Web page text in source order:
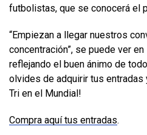
futbolistas, que se conocerá el
“Empiezan a llegar nuestros
concentración”, se puede ver
reflejando el buen ánimo de
olvides de adquirir tus entradas
Tri en el Mundial!
Compra aquí tus entradas.